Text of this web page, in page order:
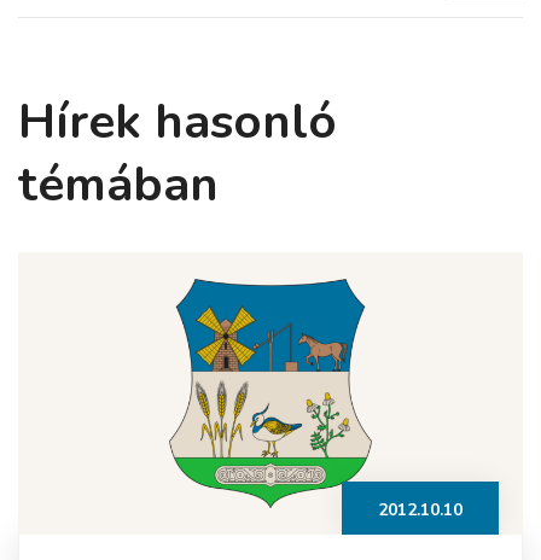
Hírek hasonló
témában
2012.10.10